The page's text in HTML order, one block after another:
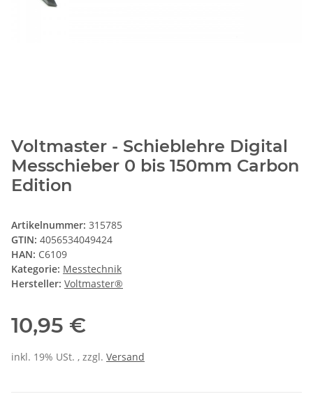
Voltmaster - Schieblehre Digital
Messchieber 0 bis 150mm Carbon
Edition
Artikelnummer: 315785
GTIN: 4056534049424
HAN: C6109
Kategorie: Messtechnik
Hersteller: Voltmaster®
10,95 €
inkl. 19% USt. , zzgl. Versand